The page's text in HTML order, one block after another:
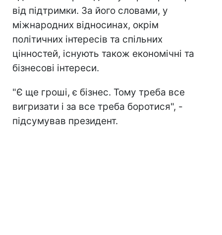
від підтримки. За його словами, у
міжнародних відносинах, окрім
політичних інтересів та спільних
цінностей, існують також економічні та
бізнесові інтереси.
"Є ще гроші, є бізнес. Тому треба все
вигризати і за все треба боротися", -
підсумував президент.